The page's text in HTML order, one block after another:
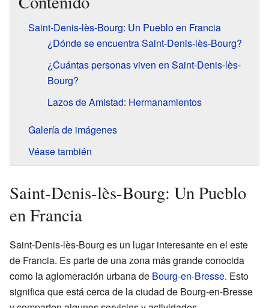
Saint-Denis-lès-Bourg: Un Pueblo en Francia
¿Dónde se encuentra Saint-Denis-lès-Bourg?
¿Cuántas personas viven en Saint-Denis-lès-
Bourg?
Lazos de Amistad: Hermanamientos
Galería de imágenes
Véase también
Saint-Denis-lès-Bourg: Un Pueblo
en Francia
Saint-Denis-lès-Bourg es un lugar interesante en el este
de Francia. Es parte de una zona más grande conocida
como la aglomeración urbana de Bourg-en-Bresse. Esto
significa que está cerca de la ciudad de Bourg-en-Bresse